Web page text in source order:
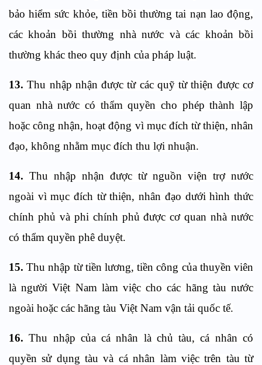
bảo hiểm sức khỏe, tiền bồi thường tai nạn lao động,
các khoản bồi thường nhà nước và các khoản bồi
thường khác theo quy định của pháp luật.
13. Thu nhập nhận được từ các quỹ từ thiện được cơ
quan nhà nước có thẩm quyền cho phép thành lập
hoặc công nhận, hoạt động vì mục đích từ thiện, nhân
đạo, không nhằm mục đích thu lợi nhuận.
14. Thu nhập nhận được từ nguồn viện trợ nước
ngoài vì mục đích từ thiện, nhân đạo dưới hình thức
chính phủ và phi chính phủ được cơ quan nhà nước
có thẩm quyền phê duyệt.
15. Thu nhập từ tiền lương, tiền công của thuyền viên
là người Việt Nam làm việc cho các hãng tàu nước
ngoài hoặc các hãng tàu Việt Nam vận tải quốc tế.
16. Thu nhập của cá nhân là chủ tàu, cá nhân có
quyền sử dụng tàu và cá nhân làm việc trên tàu từ